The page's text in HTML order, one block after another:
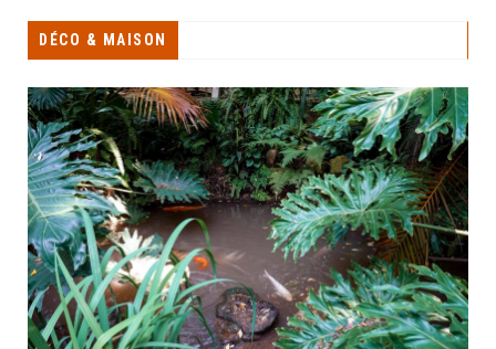
DÉCO & MAISON